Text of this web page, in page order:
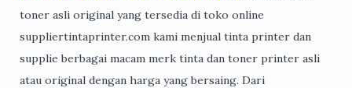
toner asli original yang tersedia di toko online
suppliertintaprinter.com kami menjual tinta printer dan
supplie berbagai macam merk tinta dan toner printer asli
atau original dengan harga yang bersaing. Dari